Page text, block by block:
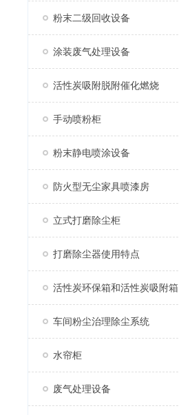
粉末二级回收设备
涂装废气处理设备
活性炭吸附脱附催化燃烧
手动喷粉柜
粉末静电喷涂设备
防火型无尘家具喷漆房
立式打磨除尘柜
打磨除尘器使用特点
活性炭环保箱和活性炭吸附箱
车间粉尘治理除尘系统
水帘柜
废气处理设备